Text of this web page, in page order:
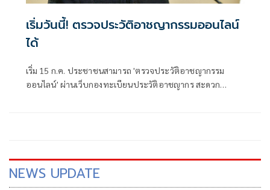
เริ่มวันนี้! ตรวจประวัติอาชญากรรมออนไลน์
ได้
เริ่ม 15 ก.ค. ประชาชนสามารถ 'ตรวจประวัติอาชญากรรม
ออนไลน์' ผ่านเว็บกองทะเบียนประวัติอาชญากร สะดวก
NEWS UPDATE